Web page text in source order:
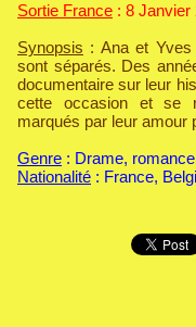
Sortie France : 8 Janvier
Synopsis : Ana et
sont séparés. Des
documentaire sur leur
cette occasion et se
marqués par leur amour
Genre : Drame,
Nationalité : France,